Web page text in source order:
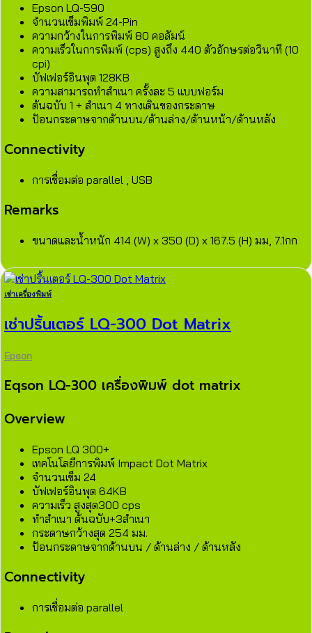
Epson LQ-590
จำนวนเข็มพิมพ์ 24-Pin
ความกว้างในการพิมพ์ 80 คอลัมน์
ความเร็วในการพิมพ์ (cps) สูงถึง 440 ตัวอักษรต่อวินาที (10
cpi)
บัฟเฟอร์อินพุต 128KB
ความสามารถทำสำเนา ครั้งละ 5 แบบฟอร์ม
ต้นฉบับ 1 + สำเนา 4 ทางเดินของกระดาษ
ป้อนกระดาษจากด้านบน/ด้านล่าง/ด้านหน้า/ด้านหลัง
Connectivity
การเชื่อมต่อ parallel , USB
Remarks
ขนาดและน้ำหนัก 414 (W) x 350 (D) x 167.5 (H) มม, 7.1กก
เช่าเครื่องพิมพ์
เช่าปริ้นเตอร์ LQ-300 Dot Matrix
Epson
Eqson LQ-300 เครื่องพิมพ์ dot matrix
Overview
Epson LQ 300+
เทคโนโลยีการพิมพ์ Impact Dot Matrix
จำนวนเข็ม 24
บัฟเฟอร์อินพุต 64KB
ความเร็ว สูงสุด300 cps
ทำสำเนา ต้นฉบับ+3สำเนา
กระดาษกว้างสุด 254 มม.
ป้อนกระดาษจากด้านบน / ด้านล่าง / ด้านหลัง
Connectivity
การเชื่อมต่อ parallel